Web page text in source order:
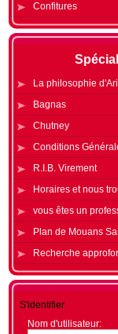
Confitures
Spécial
La philosophie
Bagnas
Chutney
Conditions
R.I.B. Virement
Horaires et nous
vous êtes un
Plan de Mouans
Recherche
S'identifier
Nom d'utilisateur: